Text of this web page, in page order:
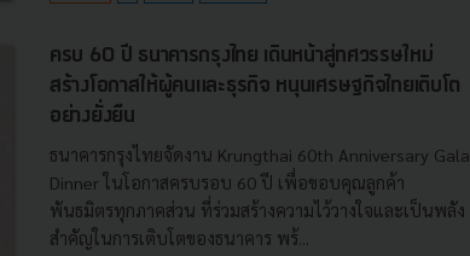
ครบ 60 ปี ธนาคารกรุงไทย เดินหน้าสู่ทศวรรษใหม่
สร้างโอกาสให้ผู้คนและธุรกิจ หนุนเศรษฐกิจไทยเติบโต
อย่างยั่งยืน
ธนาคารกรุงไทยจัดงาน Krungthai 60th Anniversary Gala
Dinner ในโอกาสครบรอบ 60 ปี เพื่อขอบคุณลูกค้า
พันธมิตรทุกภาคส่วน ที่ร่วมสร้างความไว้วางใจและเป็นพลัง
สำคัญในการเติบโตของธนาคาร พร้...